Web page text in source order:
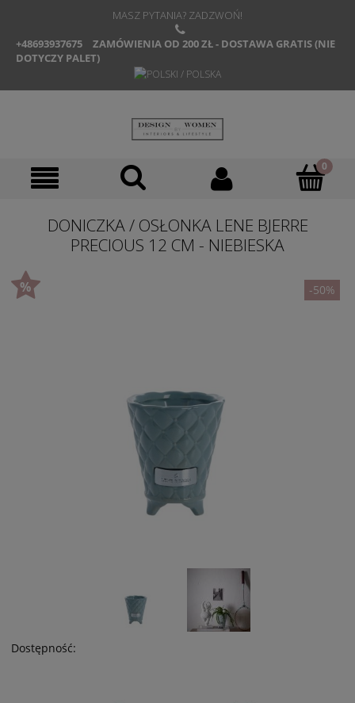
MASZ PYTANIA? ZADZWOŃ!
+48693937675
ZAMÓWIENIA OD 200 ZŁ - DOSTAWA GRATIS (NIE
DOTYCZY PALET)
DONICZKA / OSŁONKA LENE BJERRE
PRECIOUS 12 CM - NIEBIESKA
-50%
Dostępność: